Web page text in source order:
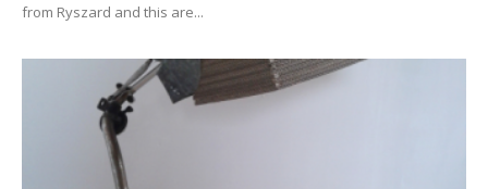
from Ryszard and this are...